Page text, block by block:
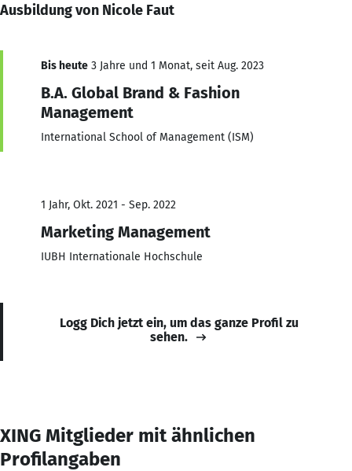
Ausbildung von Nicole Faut
Bis heute 3 Jahre und 1 Monat, seit Aug. 2023
B.A. Global Brand & Fashion
Management
International School of Management (ISM)
1 Jahr, Okt. 2021 - Sep. 2022
Marketing Management
IUBH Internationale Hochschule
Logg Dich jetzt ein, um das ganze Profil zu
sehen.
XING Mitglieder mit ähnlichen
Profilangaben